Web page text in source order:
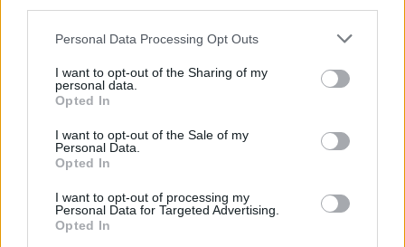
Please note that this website/app uses one or more Google
not limited to your visit or usage behaviour. You may click to
grant or deny consent to Google and its third-party tags to
use your data for below specified purposes in below Google
consent section.
Personal Data Processing Opt Outs
I want to opt-out of the Sharing of my
personal data.
Opted In
I want to opt-out of the Sale of my
Personal Data.
Opted In
I want to opt-out of processing my
Personal Data for Targeted Advertising.
Opted In
Led 5-8 Hurtbullen. Antal pass 3-4
1/ Fart: 4 st 4 mina intervaller, varierande
terräng 2 st flack 2 st uppför, uppv +
nedvarvning 0,30 tim.
3/ Distans 1.30 tim + styrka 0.30 tim